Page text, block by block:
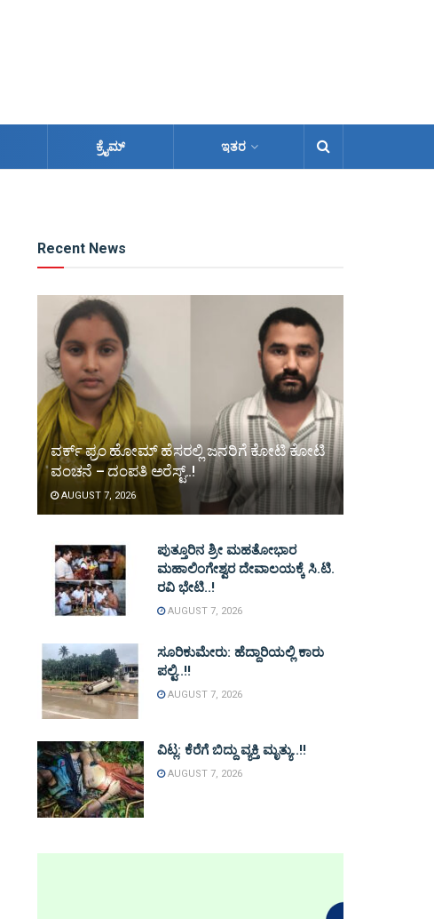
ಕ್ರೈಮ್ ಇತರ
Recent News
ವರ್ಕ್ ಫ್ರಂ ಹೋಮ್ ಹೆಸರಲ್ಲಿ ಜನರಿಗೆ ಕೋಟಿ ಕೋಟಿ
ವಂಚನೆ – ದಂಪತಿ ಅರೆಸ್ಟ್..!
AUGUST 7, 2026
ಪುತ್ತೂರಿನ ಶ್ರೀ ಮಹತೋಭಾರ
ಮಹಾಲಿಂಗೇಶ್ವರ ದೇವಾಲಯಕ್ಕೆ ಸಿ.ಟಿ.
ರವಿ ಭೇಟಿ..!
AUGUST 7, 2026
ಸೂರಿಕುಮೇರು: ಹೆದ್ದಾರಿಯಲ್ಲಿ ಕಾರು
ಪಲ್ಟಿ..!!
AUGUST 7, 2026
ವಿಟ್ಲ: ಕೆರೆಗೆ ಬಿದ್ದು ವ್ಯಕ್ತಿ ಮೃತ್ಯು..!!
AUGUST 7, 2026